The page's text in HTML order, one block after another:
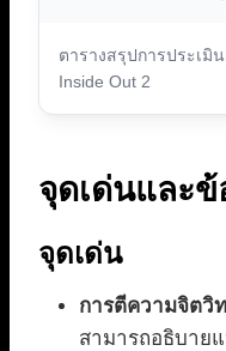
ตารางสรุปการประเมิ
Inside Out 2
จุดเด่นและข้
จุดเด่น
การตีความจิตวิ
สามารถอธิบาย